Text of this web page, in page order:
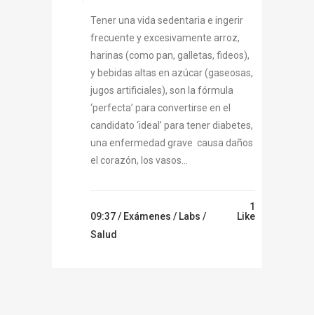
Tener una vida sedentaria e ingerir
frecuente y excesivamente arroz,
harinas (como pan, galletas, fideos),
y bebidas altas en azúcar (gaseosas,
jugos artificiales), son la fórmula
‘perfecta’ para convertirse en el
candidato ‘ideal’ para tener diabetes,
una enfermedad grave causa daños
el corazón, los vasos...
09:37 / Exámenes / Labs /
Salud
1
Like